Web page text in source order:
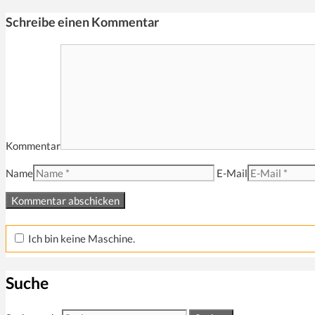
Schreibe einen Kommentar
Kommentar
Name E-Mail
Ich bin keine Maschine.
Suche